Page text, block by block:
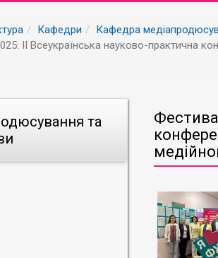
Кафедри Кафедра
ІІ Всеукраїнська науково-практична
та